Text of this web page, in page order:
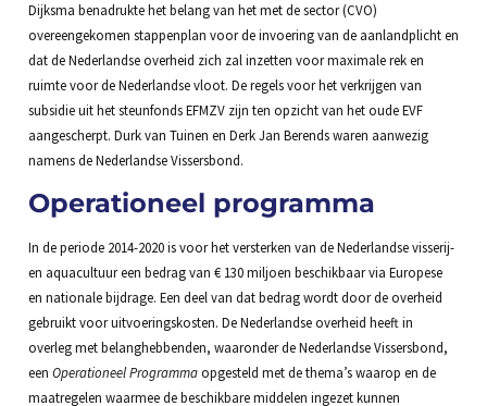
Dijksma benadrukte het belang van het met de sector (CVO)
overeengekomen stappenplan voor de invoering van de aanlandplicht en
dat de Nederlandse overheid zich zal inzetten voor maximale rek en
ruimte voor de Nederlandse vloot. De regels voor het verkrijgen van
subsidie uit het steunfonds EFMZV zijn ten opzicht van het oude EVF
aangescherpt. Durk van Tuinen en Derk Jan Berends waren aanwezig
namens de Nederlandse Vissersbond.
Operationeel programma
In de periode 2014-2020 is voor het versterken van de Nederlandse visserij-
en aquacultuur een bedrag van € 130 miljoen beschikbaar via Europese
en nationale bijdrage. Een deel van dat bedrag wordt door de overheid
gebruikt voor uitvoeringskosten. De Nederlandse overheid heeft in
overleg met belanghebbenden, waaronder de Nederlandse Vissersbond,
een Operationeel Programmaopgesteld met de thema’s waarop en de
maatregelen waarmee de beschikbare middelen ingezet kunnen